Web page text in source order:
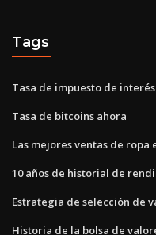
Tags
Tasa de impuesto de
Tasa de bitcoins ahora
Las mejores ventas de ropa
10 años de historial de
Estrategia de selección de
Historia de la bolsa de